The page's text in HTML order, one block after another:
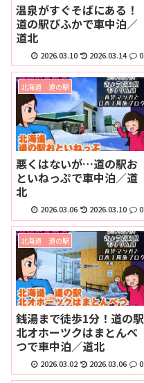
温泉がすぐそばにある！
道の駅びふかで車中泊／
道北
2026.03.10 2026.03.14 0
北海道 道の駅
悪くはないが…道の駅お
といねっぷで車中泊／道
北
2026.03.06 2026.03.10 0
北海道 道の駅
銭湯まで徒歩1分！道の駅
北オホーツクはまとんべ
つで車中泊／道北
2026.03.02 2026.03.06 0